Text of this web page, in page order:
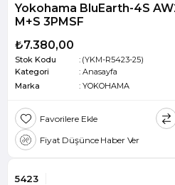
Yokohama BluEarth-4S
M+S 3PMSF
₺7.380,00
Stok Kodu
(YKM-R5423-25)
Kategori
: Anasayfa
Marka
: YOKOHAMA
Favorilere Ekle
Fiyat Düşünce Haber Ver
5423